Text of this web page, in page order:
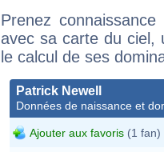
Prenez
avec sa carte du ciel,
le calcul de ses
Patrick Newell
Données de naissance et
Ajouter aux favoris (1 fan)